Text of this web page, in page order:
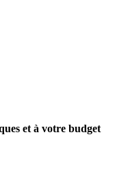
et à votre budget